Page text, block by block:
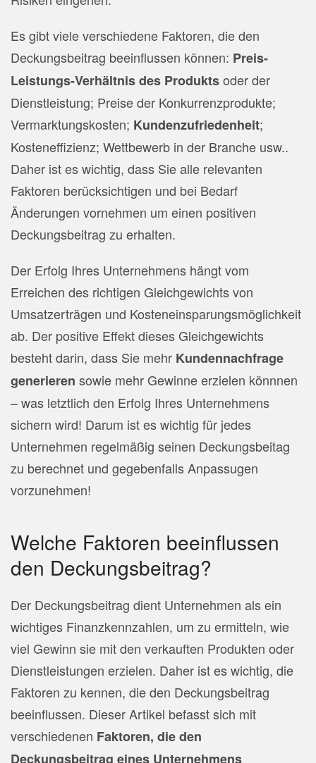
Es gibt viele verschiedene Faktoren, die den
Deckungsbeitrag beeinflussen können: Preis-
Leistungs-Verhältnis des Produktsoder der
Dienstleistung; Preise der Konkurrenzprodukte;
Vermarktungskosten; Kundenzufriedenheit;
Kosteneffizienz; Wettbewerb in der Branche usw..
Daher ist es wichtig, dass Sie alle relevanten
Faktoren berücksichtigen und bei Bedarf
Änderungen vornehmen um einen positiven
Deckungsbeitrag zu erhalten.
Der Erfolg Ihres Unternehmens hängt vom
Erreichen des richtigen Gleichgewichts von
Umsatzerträgen und Kosteneinsparungsmöglichkeit
ab. Der positive Effekt dieses Gleichgewichts
besteht darin, dass Sie mehr Kundennachfrage
generieren sowie mehr Gewinne erzielen könnnen
– was letztlich den Erfolg Ihres Unternehmens
sichern wird! Darum ist es wichtig für jedes
Unternehmen regelmäßig seinen Deckungsbeitag
zu berechnet und gegebenfalls Anpassugen
vorzunehmen!
Welche Faktoren beeinflussen
den Deckungsbeitrag?
Der Deckungsbeitrag dient Unternehmen als ein
wichtiges Finanzkennzahlen, um zu ermitteln, wie
viel Gewinn sie mit den verkauften Produkten oder
Dienstleistungen erzielen. Daher ist es wichtig, die
Faktoren zu kennen, die den Deckungsbeitrag
beeinflussen. Dieser Artikel befasst sich mit
verschiedenen Faktoren, die den
Deckungsbeitrag eines Unternehmens